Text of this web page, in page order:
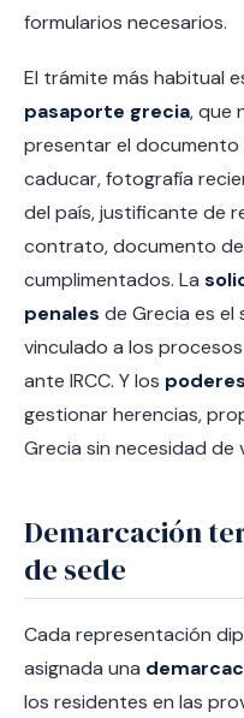
formularios necesarios.
El trámite más habitual
pasaporte grecia, que
presentar el
caducar, fotografía
del país, justificante de
contrato, documento de
cumplimentados. La
penales de Grecia es
vinculado a los
ante IRCC. Y los
gestionar herencias,
Grecia sin necesidad de
Demarcación
de sede
Cada representación
asignada una
los residentes en las